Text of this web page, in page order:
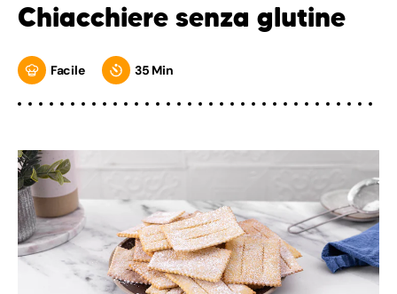
Chiacchiere senza glutine
Facile 35 Min